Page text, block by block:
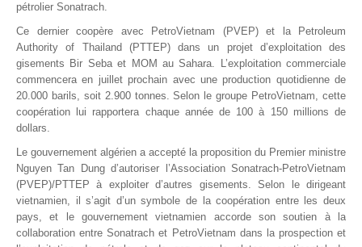
pétrolier Sonatrach.
Ce dernier coopère avec PetroVietnam (PVEP) et la Petroleum
Authority of Thailand (PTTEP) dans un projet d’exploitation des
gisements Bir Seba et MOM au Sahara. L’exploitation commerciale
commencera en juillet prochain avec une production quotidienne de
20.000 barils, soit 2.900 tonnes. Selon le groupe PetroVietnam, cette
coopération lui rapportera chaque année de 100 à 150 millions de
dollars.
Le gouvernement algérien a accepté la proposition du Premier ministre
Nguyen Tan Dung d’autoriser l’Association Sonatrach-PetroVietnam
(PVEP)/PTTEP à exploiter d’autres gisements. Selon le dirigeant
vietnamien, il s’agit d’un symbole de la coopération entre les deux
pays, et le gouvernement vietnamien accorde son soutien à la
collaboration entre Sonatrach et PetroVietnam dans la prospection et